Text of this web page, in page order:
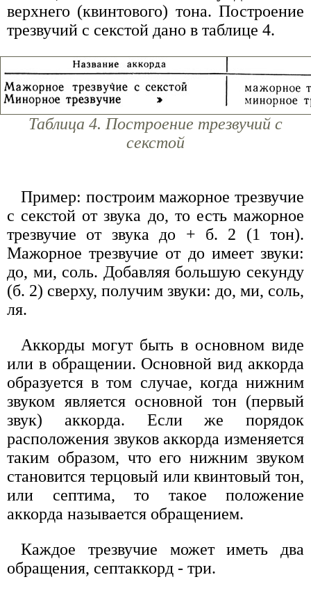
верхнего (квинтового) тона. Построение
трезвучий с секстой дано в таблице 4.
Таблица 4. Построение трезвучий с
секстой
Пример: построим мажорное трезвучие
с секстой от звука до, то есть мажорное
трезвучие от звука до + б. 2 (1 тон).
Мажорное трезвучие от до имеет звуки:
до, ми, соль. Добавляя большую секунду
(б. 2) сверху, получим звуки: до, ми, соль,
ля.
Аккорды могут быть в основном виде
или в обращении. Основной вид аккорда
образуется в том случае, когда нижним
звуком является основной тон (первый
звук) аккорда. Если же порядок
расположения звуков аккорда изменяется
таким образом, что его нижним звуком
становится терцовый или квинтовый тон,
или септима, то такое положение
аккорда называется обращением.
Каждое трезвучие может иметь два
обращения, септаккорд - три.